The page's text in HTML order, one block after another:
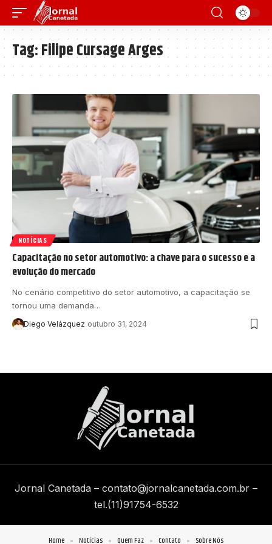
Tag:Filipe Cursage Arges
NOTÍCIAS
Capacitação no setor automotivo: a chave para o sucesso e a
evolução do mercado
No cenário competitivo do setor automotivo, a capacitação se
tornou uma demanda…
Diego Velázquez outubro 31, 2024
Jornal Canetada – contato@jornalcanetada.com.br –
tel.(11)91754-6532
Home Notícias Quem Faz Contato Sobre Nós